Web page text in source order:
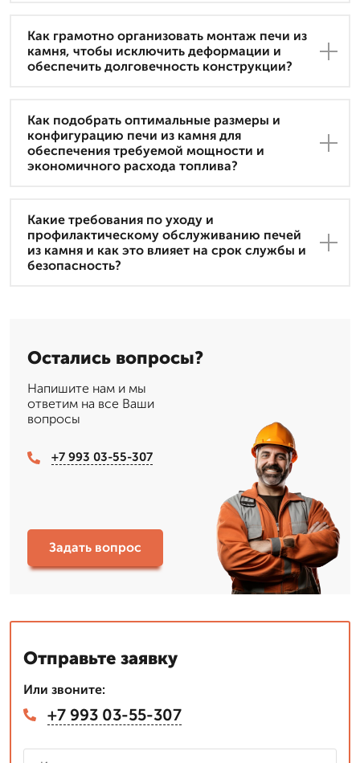
Как грамотно организовать монтаж печи из
камня, чтобы исключить деформации и
обеспечить долговечность конструкции?
Как подобрать оптимальные размеры и
конфигурацию печи из камня для
обеспечения требуемой мощности и
экономичного расхода топлива?
Какие требования по уходу и
профилактическому обслуживанию печей
из камня и как это влияет на срок службы и
безопасность?
Остались вопросы?
Напишите нам и мы
ответим на все Ваши
вопросы
+7 993 03-55-307
Задать вопрос
Отправьте заявку
Или звоните:
+7 993 03-55-307